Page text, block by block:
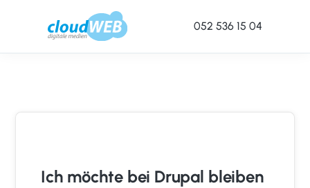
052 536 15 04
Ich möchte bei Drupal bleiben